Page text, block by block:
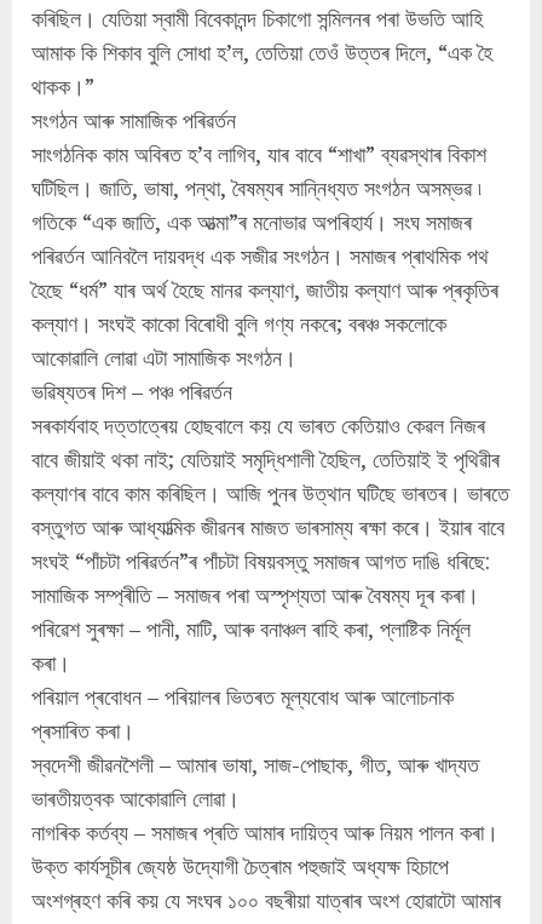
কৰিছিল। যেতিয়া স্বামী বিবেকানন্দ চিকাগো সন্মিলনৰ পৰা উভতি আহি
আমাক কি শিকাব বুলি সোধা হ’ল, তেতিয়া তেওঁ উত্তৰ দিলে, “এক হৈ
থাকক।”
সংগঠন আৰু সামাজিক পৰিৱৰ্তন
সাংগঠনিক কাম অবিৰত হ’ব লাগিব, যাৰ বাবে “শাখা” ব্যৱস্থাৰ বিকাশ
ঘটিছিল। জাতি, ভাষা, পন্থা, বৈষম্যৰ সান্নিধ্যত সংগঠন অসম্ভৱ ৷
গতিকে “এক জাতি, এক আত্মা”ৰ মনোভাৱ অপৰিহাৰ্য। সংঘ সমাজৰ
পৰিৱৰ্তন আনিবলৈ দায়বদ্ধ এক সজীৱ সংগঠন। সমাজৰ প্ৰাথমিক পথ
হৈছে “ধৰ্ম” যাৰ অৰ্থ হৈছে মানৱ কল্যাণ, জাতীয় কল্যাণ আৰু প্ৰকৃতিৰ
কল্যাণ। সংঘই কাকো বিৰোধী বুলি গণ্য নকৰে; বৰঞ্চ সকলোকে
আকোৱালি লোৱা এটা সামাজিক সংগঠন।
ভৱিষ্যতৰ দিশ – পঞ্চ পৰিৱৰ্তন
সৰকাৰ্যবাহ দত্তাত্ৰেয় হোছবালে কয় যে ভাৰত কেতিয়াও কেৱল নিজৰ
বাবে জীয়াই থকা নাই; যেতিয়াই সমৃদ্ধিশালী হৈছিল, তেতিয়াই ই পৃথিৱীৰ
কল্যাণৰ বাবে কাম কৰিছিল। আজি পুনৰ উত্থান ঘটিছে ভাৰতৰ। ভাৰতে
বস্তুগত আৰু আধ্যাত্মিক জীৱনৰ মাজত ভাৰসাম্য ৰক্ষা কৰে। ইয়াৰ বাবে
সংঘই “পাঁচটা পৰিৱৰ্তন”ৰ পাঁচটা বিষয়বস্তু সমাজৰ আগত দাঙি ধৰিছে:
সামাজিক সম্প্ৰীতি – সমাজৰ পৰা অস্পৃশ্যতা আৰু বৈষম্য দূৰ কৰা।
পৰিৱেশ সুৰক্ষা – পানী, মাটি, আৰু বনাঞ্চল ৰাহি কৰা, প্লাষ্টিক নিৰ্মূল
কৰা।
পৰিয়াল প্ৰবোধন – পৰিয়ালৰ ভিতৰত মূল্যবোধ আৰু আলোচনাক
প্ৰসাৰিত কৰা।
স্বদেশী জীৱনশৈলী – আমাৰ ভাষা, সাজ-পোছাক, গীত, আৰু খাদ্যত
ভাৰতীয়ত্বক আকোৱালি লোৱা।
নাগৰিক কৰ্তব্য – সমাজৰ প্ৰতি আমাৰ দায়িত্ব আৰু নিয়ম পালন কৰা।
উক্ত কাৰ্যসূচীৰ জ্যেষ্ঠ উদ্যোগী চৈত্ৰাম পহুজাই অধ্যক্ষ হিচাপে
অংশগ্ৰহণ কৰি কয় যে সংঘৰ ১০০ বছৰীয়া যাত্ৰাৰ অংশ হোৱাটো আমাৰ